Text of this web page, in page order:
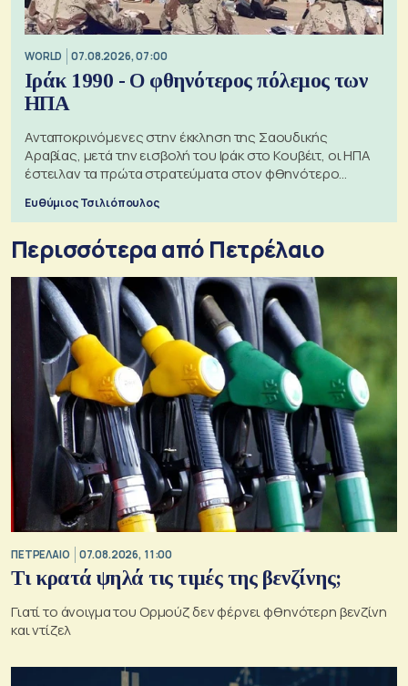
WORLD 07.08.2026, 07:00
Ιράκ 1990 - Ο φθηνότερος πόλεμος των
ΗΠΑ
Ανταποκρινόμενες στην έκκληση της Σαουδικής
Αραβίας, μετά την εισβολή του Ιράκ στο Κουβέιτ, οι ΗΠΑ
έστειλαν τα πρώτα στρατεύματα στον φθηνότερο
Ευθύμιος Τσιλιόπουλος
Περισσότερα από Πετρέλαιο
ΠΕΤΡΕΛΑΙΟ 07.08.2026, 11:00
Τι κρατά ψηλά τις τιμές της βενζίνης;
Γιατί το άνοιγμα του Ορμούζ δεν φέρνει φθηνότερη βενζίνη
και ντίζελ